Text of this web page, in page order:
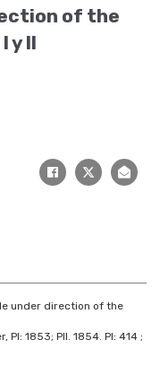
of the
y II
under direction of the
1853; PII. 1854. PI: 414 ;